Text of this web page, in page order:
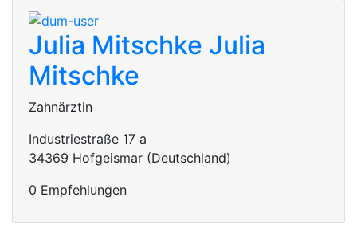
Julia Mitschke Julia
Mitschke
Zahnärztin
Industriestraße 17 a
34369 Hofgeismar (Deutschland)
0 Empfehlungen